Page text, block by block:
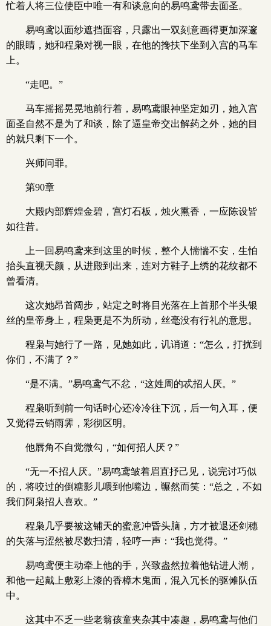
忙着人将三位使臣中唯一有和谈意向的易鸣鸢带去面圣。
易鸣鸢以面纱遮挡面容，只露出一双刻意画得更加深邃
的眼睛，她和程枭对视一眼，在他的搀扶下坐到入宫的马车
上。
“走吧。”
马车摇摇晃晃地前行着，易鸣鸢眼神坚定如刃，她入宫
面圣自然不是为了和谈，除了逼皇帝交出解药之外，她的目
的就只剩下一个。
兴师问罪。
第90章
大殿内部辉煌金碧，宫灯石板，烛火熏香，一应陈设皆
如往昔。
上一回易鸣鸢来到这里的时候，整个人惴惴不安，生怕
抬头直视天颜，从进殿到出来，连对方鞋子上绣的花纹都不
曾看清。
这次她昂首阔步，站定之时将目光落在上首那个半头银
丝的皇帝身上，程枭更是不为所动，丝毫没有行礼的意思。
程枭与她行了一路，见她如此，讥诮道：“怎么，打扰到
你们，不满了？”
“是不满。”易鸣鸢气不忿，“这姓周的忒招人厌。”
程枭听到前一句话时心还冷冷往下沉，后一句入耳，便
又觉得云销雨霁，彩彻区明。
他唇角不自觉微勾，“如何招人厌？”
“无一不招人厌。”易鸣鸢皱着眉直抒己见，说完讨巧似
的，将咬过的倒糖影儿喂到他嘴边，冁然而笑：“总之，不如
我们阿枭招人喜欢。”
程枭几乎要被这铺天的蜜意冲昏头脑，方才被退还剑穗
的失落与涩然被尽数扫清，轻哼一声：“我也觉得。”
易鸣鸢便主动牵上他的手，兴致盎然拉着他钻进人潮，
和他一起戴上敷彩上漆的香樟木鬼面，混入冗长的驱傩队伍
中。
这其中不乏一些老翁孩童夹杂其中凑趣，易鸣鸢与他们